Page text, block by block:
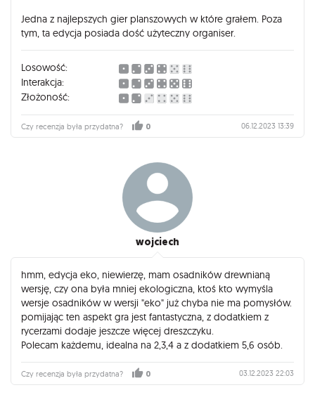
Jedna z najlepszych gier planszowych w które grałem. Poza
tym, ta edycja posiada dość użyteczny organiser.
Losowość:
Interakcja:
Złożoność:
Czy recenzja była przydatna? 0 06.12.2023 13:39
wojciech
hmm, edycja eko, niewierzę, mam osadników drewnianą
wersję, czy ona była mniej ekologiczna, ktoś kto wymyśla
wersje osadników w wersji "eko" już chyba nie ma pomysłów.
pomijając ten aspekt gra jest fantastyczna, z dodatkiem z
rycerzami dodaje jeszcze więcej dreszczyku.
Polecam każdemu, idealna na 2,3,4 a z dodatkiem 5,6 osób.
Czy recenzja była przydatna? 0 03.12.2023 22:03